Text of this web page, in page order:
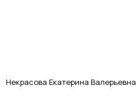
Некрасова Екатерина Валерьевна